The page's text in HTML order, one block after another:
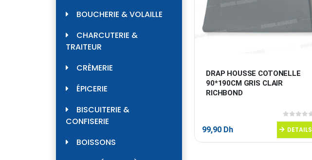
DRAP HOUSSE COTONELLE
90*190CM GRIS CLAIR
RICHBOND
0sur 5
99,90 Dh DETAILS
BOUCHERIE & VOLAILLE
CHARCUTERIE &
TRAITEUR
CRÈMERIE
ÉPICERIE
BISCUITERIE &
CONFISERIE
BOISSONS